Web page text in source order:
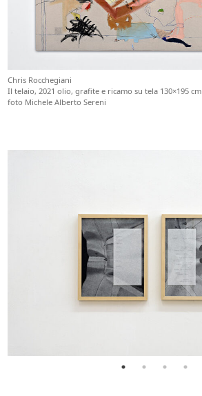
Chris Rocchegiani
Il telaio, 2021 olio, grafite e ricamo su tela 130×195 cm
foto Michele Alberto Sereni